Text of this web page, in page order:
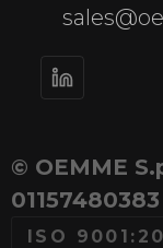
© OEMME
01157480383
ISO